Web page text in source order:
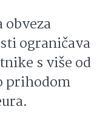
ograničava
s više od
prihodom